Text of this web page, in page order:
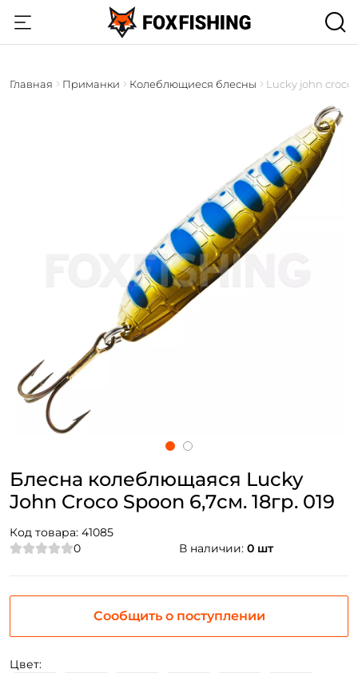
Главная Приманки Колеблющиеся блесны Lucky john croco
Блесна колеблющаяся Lucky
John Croco Spoon 6,7см. 18гр. 019
Код товара: 41085
0
В наличии: 0 шт
Цвет:
Сообщить о поступлении